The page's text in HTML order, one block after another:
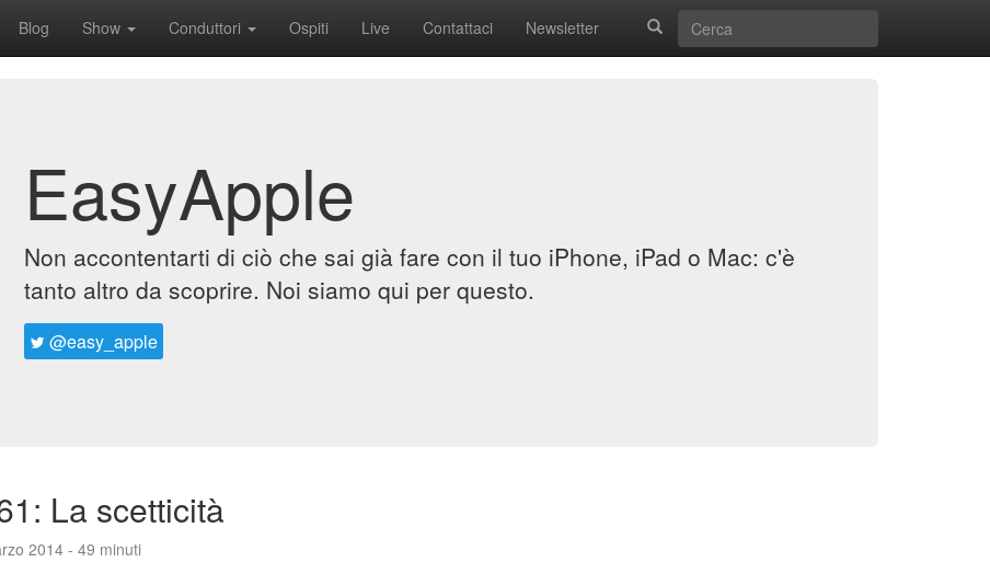
Blog Show Conduttori Ospiti Live Contattaci Newsletter
EasyApple
Non accontentarti di ciò che sai già fare con il tuo iPhone, iPad o Mac: c'è
tanto altro da scoprire. Noi siamo qui per questo.
@easy_apple
La scetticità
2014 - 49 minuti